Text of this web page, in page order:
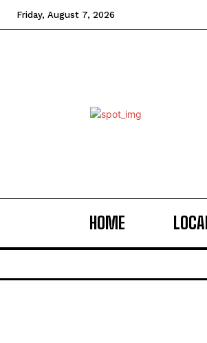
Friday, August 7, 2026
HOME